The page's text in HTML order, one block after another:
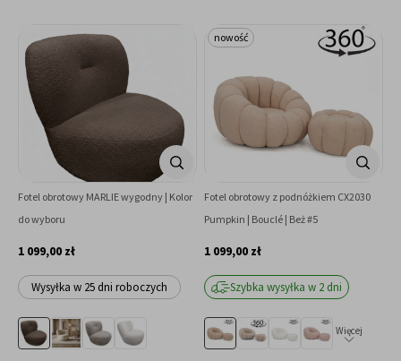
Fotel obrotowy MARLIE wygodny | Kolor
do wyboru
1 099,00 zł
Wysyłka w 25 dni roboczych
Fotel obrotowy z podnóżkiem CX2030
Pumpkin | Bouclé | Beż #5
1 099,00 zł
Szybka wysyłka w 2 dni
nowość
Więcej